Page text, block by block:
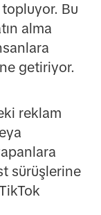
Bu
alma
getiriyor.
reklam
sürüşlerine